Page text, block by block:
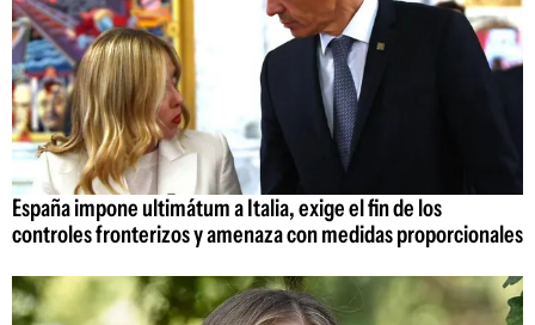
España impone ultimátum a Italia, exige el fin de los
controles fronterizos y amenaza con medidas proporcionales